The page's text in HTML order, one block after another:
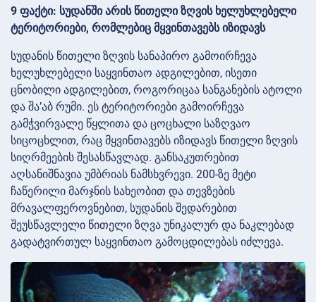
9 ფაქტი: სუდანში არის წითელი ზღვის ხელუხლებელი
ტერიტორიები, რომლებიც მყვინთავებს იზიდავს
სუდანის წითელი ზღვის სანაპირო გამოირჩევა
ხელუხლებელი საყვინთაო ადგილებით, ისეთი
ცნობილი ადგილებით, როგორიცაა სანგანების ატოლი
და შა’აბ რუმი. ეს ტერიტორიები გამოირჩევა
გამჭვირვალე წყლითა და ცოცხალი საზღვაო
სიცოცხლით, რაც მყვინთავებს იზიდავს წითელი ზღვის
სიღრმეების შესასწავლად. განსაკუთრებით
აღსანიშნავია უმბრიას ნამსხვრევი. 200-ზე მეტი
ჩაწერილი მარჯნის სახეობით და თევზების
მრავალფეროვნებით, სუდანის შედარებით
შეუსწავლელი წითელი ზღვა უნიკალურ და ნაკლებად
გადატვირთულ საყვინთაო გამოცდილებას იძლევა.